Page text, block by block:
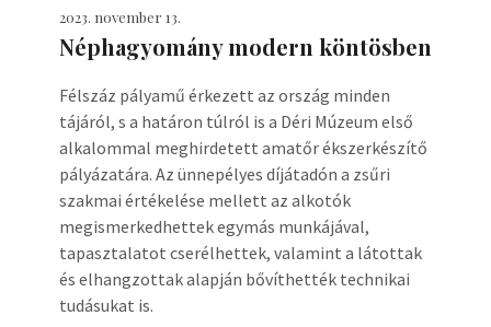
2023. november 13.
Néphagyomány modern köntösben
Félszáz pályamű érkezett az ország minden
tájáról, s a határon túlról is a Déri Múzeum első
alkalommal meghirdetett amatőr ékszerkészítő
pályázatára. Az ünnepélyes díjátadón a zsűri
szakmai értékelése mellett az alkotók
megismerkedhettek egymás munkájával,
tapasztalatot cserélhettek, valamint a látottak
és elhangzottak alapján bővíthették technikai
tudásukat is.